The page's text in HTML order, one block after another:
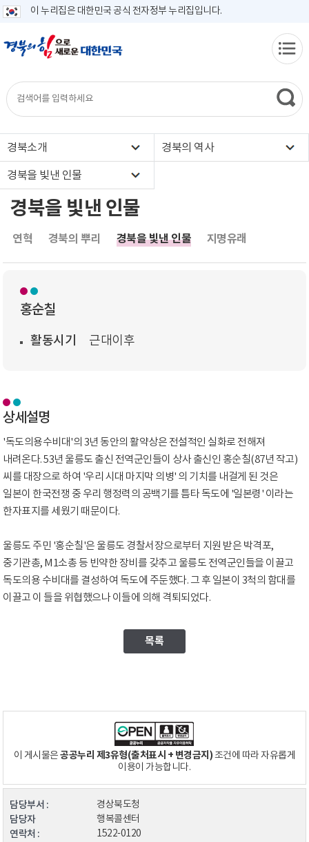
이 누리집은 대한민국 공식 전자정부 누리집입니다.
경북소개 경북의 역사
경북을 빛낸 인물
경북을 빛낸 인물
연혁 경북의 뿌리 경북을 빛낸 인물 지명유래
홍순칠
활동시기 근대이후
상세설명
'독도의용수비대'의 3년 동안의 활약상은 전설적인 실화로 전해져
내려온다. 53년 울릉도 출신 전역군인들이 상사 출신인 홍순칠(87년 작고)
씨를 대장으로 하여 '우리 시대 마지막 의병' 의 기치를 내걸게 된 것은
일본이 한국전쟁 중 우리 행정력의 공백기를 틈타 독도에 '일본령' 이라는
한자표지를 세웠기 때문이다.
울릉도 주민 '홍순칠'은 울릉도 경찰서장으로부터 지원 받은 박격포,
중기관총, M1소총 등 빈약한 장비를 갖추고 울릉도 전역군인들을 이끌고
독도의용 수비대를 결성하여 독도에 주둔했다. 그 후 일본이 3척의 함대를
이끌고 이 들을 위협했으나 이들에 의해 격퇴되었다.
목록
이 게시물은공공누리 제3유형(출처표시 + 변경금지)조건에 따라 자유롭게
이용이 가능합니다.
담당부서 : 경상북도청
담당자 행복콜센터
연락처 : 1522-0120